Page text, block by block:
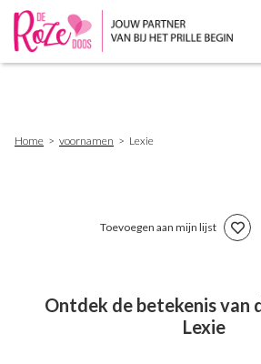
Home voornamen Lexie
Toevoegen aan mijn lijst
Ontdek de betekenis van
Lexie